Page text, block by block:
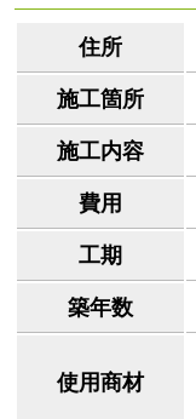
住所
施工箇所
施工内容
費用
工期
築年数
使用商材